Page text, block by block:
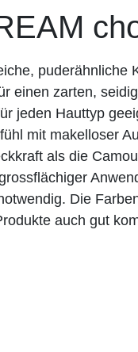
puderähnliche
einen zarten,
jeden Hauttyp
mit makelloser
als die
Die
auch gut